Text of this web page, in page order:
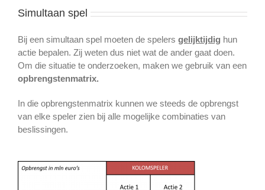
Simultaan spel
Bij een simultaan spel moeten de spelers gelijktijdig hun
actie bepalen. Zij weten dus niet wat de ander gaat doen.
Om die situatie te onderzoeken, maken we gebruik van een
opbrengstenmatrix.
In die opbrengstenmatrix kunnen we steeds de opbrengst
van elke speler zien bij alle mogelijke combinaties van
beslissingen.